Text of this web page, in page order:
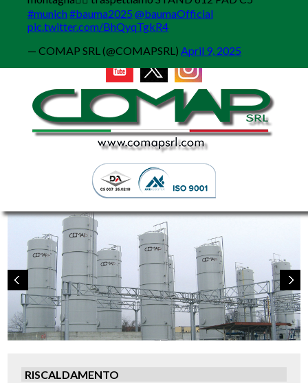
#munich#bauma2025 @baumaOfficial
pic.twitter.com/BhQyqTgkR4
— COMAP SRL (@COMAPSRL) April 9, 2025
RISCALDAMENTO